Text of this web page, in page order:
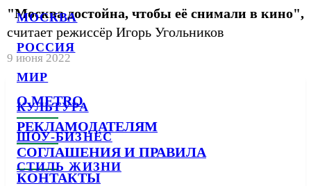
МОСКВА
РОССИЯ
МИР
КУЛЬТУРА
ШОУ-БИЗНЕС
СТИЛЬ ЖИЗНИ
"Москва достойна, чтобы её снимали в кино",
считает режиссёр Игорь Угольников
9 июня 2022
О METRO
РЕКЛАМОДАТЕЛЯМ
СОГЛАШЕНИЯ И ПРАВИЛА
КОНТАКТЫ